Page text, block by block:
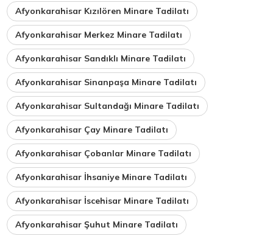
Afyonkarahisar Kızılören Minare Tadilatı
Afyonkarahisar Merkez Minare Tadilatı
Afyonkarahisar Sandıklı Minare Tadilatı
Afyonkarahisar Sinanpaşa Minare Tadilatı
Afyonkarahisar Sultandağı Minare Tadilatı
Afyonkarahisar Çay Minare Tadilatı
Afyonkarahisar Çobanlar Minare Tadilatı
Afyonkarahisar İhsaniye Minare Tadilatı
Afyonkarahisar İscehisar Minare Tadilatı
Afyonkarahisar Şuhut Minare Tadilatı